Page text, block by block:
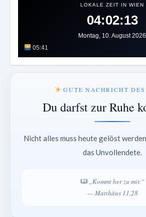
LOKALE ZEIT IN WIEN
04:02:16
Montag, 10. August 2026
05:41
GUTE NACHRICHT DES
Du darfst zur Ruhe
Nicht alles muss heute gelöst
das Unvollendete.
„Kommt her zu mir.“
— Matthäus 11,28